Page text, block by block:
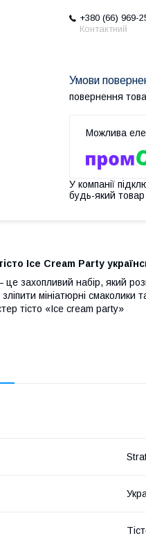
+380 (66) 969-
Контактний
повернення
У компанії
будь-який
Ice Cream Party
захопливий набір, який
мініатюрні смаколики
тісто «Ice cream party»